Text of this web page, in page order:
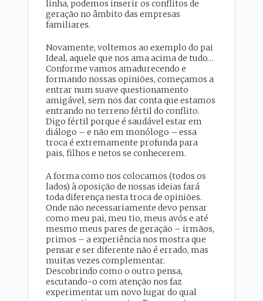
linha, podemos inserir os conflitos de
geração no âmbito das empresas
familiares.
Novamente, voltemos ao exemplo do pai
Ideal, aquele que nos ama acima de tudo…
Conforme vamos amadurecendo e
formando nossas opiniões, começamos a
entrar num suave questionamento
amigável, sem nos dar conta que estamos
entrando no terreno fértil do conflito.
Digo fértil porque é saudável estar em
diálogo – e não em monólogo – essa
troca é extremamente profunda para
pais, filhos e netos se conhecerem.
A forma como nos colocamos (todos os
lados) à oposição de nossas ideias fará
toda diferença nesta troca de opiniões.
Onde não necessariamente devo pensar
como meu pai, meu tio, meus avós e até
mesmo meus pares de geração – irmãos,
primos – a experiência nos mostra que
pensar e ser diferente não é errado, mas
muitas vezes complementar.
Descobrindo como o outro pensa,
escutando-o com atenção nos faz
experimentar um novo lugar do qual